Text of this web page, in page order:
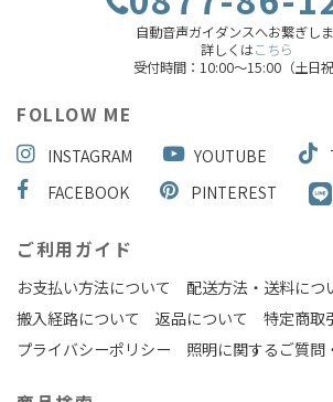
自動音声ガイダンスへお繋ぎしま
詳しくはこちら
受付時間：10:00～15:00（土日祝
FOLLOW ME
INSTAGRAM YOUTUBE
FACEBOOK
PINTEREST
ご利用ガイド
お支払い方法について
配送方法・送料につ
搬入経路について
返品について
特定商取
プライバシーポリシー
照明に関するご質問